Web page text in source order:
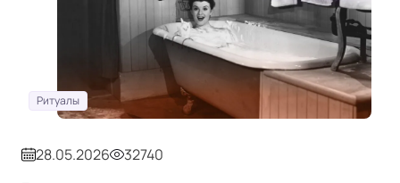
Ритуалы
28.05.2026 32740